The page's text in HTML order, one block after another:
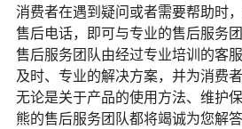
消费者在遇到疑问或者需要帮助时
售后电话，即可与专业的售后服务
售后服务团队由经过专业培训的客
及时、专业的解决方案，并为消费
无论是关于产品的使用方法、维护
熊的售后服务团队都将竭诚为您解答